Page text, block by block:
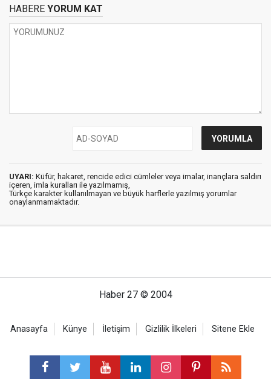
HABERE YORUM KAT
UYARI: Küfür, hakaret, rencide edici cümleler veya imalar, inançlara saldırı
içeren, imla kuralları ile yazılmamış,
Türkçe karakter kullanılmayan ve büyük harflerle yazılmış yorumlar
onaylanmamaktadır.
Haber 27 © 2004
Anasayfa Künye İletişim Gizlilik İlkeleri Sitene Ekle